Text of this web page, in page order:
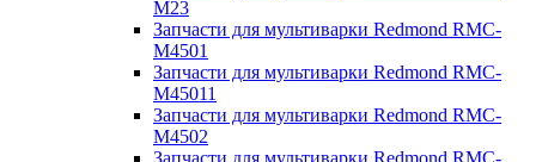
M23
Запчасти для мультиварки Redmond RMC-
M4501
Запчасти для мультиварки Redmond RMC-
M45011
Запчасти для мультиварки Redmond RMC-
M4502
Запчасти для мультиварки Redmond RMC-